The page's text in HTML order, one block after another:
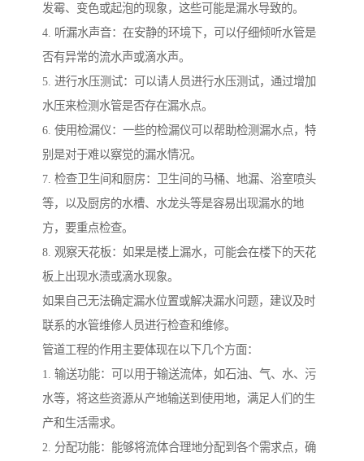
发霉、变色或起泡的现象，这些可能是漏水导致的。
4. 听漏水声音：在安静的环境下，可以仔细倾听水管是
否有异常的流水声或滴水声。
5. 进行水压测试：可以请人员进行水压测试，通过增加
水压来检测水管是否存在漏水点。
6. 使用检漏仪：一些的检漏仪可以帮助检测漏水点，特
别是对于难以察觉的漏水情况。
7. 检查卫生间和厨房：卫生间的马桶、地漏、浴室喷头
等，以及厨房的水槽、水龙头等是容易出现漏水的地
方，要重点检查。
8. 观察天花板：如果是楼上漏水，可能会在楼下的天花
板上出现水渍或滴水现象。
如果自己无法确定漏水位置或解决漏水问题，建议及时
联系的水管维修人员进行检查和维修。
管道工程的作用主要体现在以下几个方面：
1. 输送功能：可以用于输送流体，如石油、气、水、污
水等，将这些资源从产地输送到使用地，满足人们的生
产和生活需求。
2. 分配功能：能够将流体合理地分配到各个需求点，确